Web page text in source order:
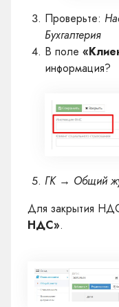
Проверьте:
Бухгалтерия
В поле
информация?
ГК → Общий
Для закрытия
НДС».